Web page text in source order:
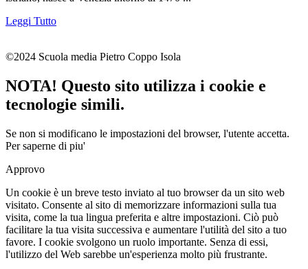
Leggi Tutto
©2024 Scuola media Pietro Coppo Isola
NOTA! Questo sito utilizza i cookie e
tecnologie simili.
Se non si modificano le impostazioni del browser, l'utente accetta.
Per saperne di piu'
Approvo
Un cookie è un breve testo inviato al tuo browser da un sito web
visitato. Consente al sito di memorizzare informazioni sulla tua
visita, come la tua lingua preferita e altre impostazioni. Ciò può
facilitare la tua visita successiva e aumentare l'utilità del sito a tuo
favore. I cookie svolgono un ruolo importante. Senza di essi,
l'utilizzo del Web sarebbe un'esperienza molto più frustrante.